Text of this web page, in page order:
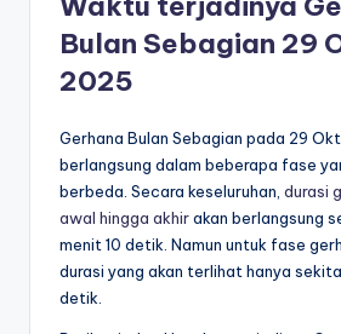
Bulan Sebagian 29
2025
Gerhana Bulan Sebagian pada 29
berlangsung dalam beberapa fase
berbeda. Secara keseluruhan, durasi
awal hingga akhirakan berlangsung
menit 10 detik. Namun untuk fase
durasi yang akan terlihat hanya
detik.